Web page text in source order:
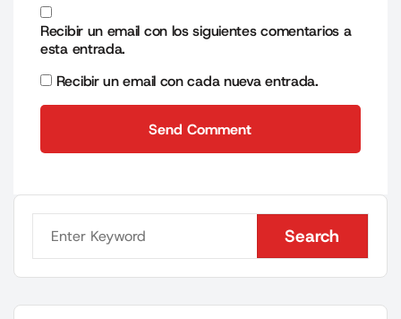
Recibir un email con los siguientes comentarios a
esta entrada.
Recibir un email con cada nueva entrada.
Send Comment
Search
Search